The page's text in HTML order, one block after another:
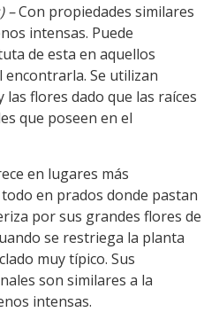
–Con propiedades similares
intensas. Puede
de esta en aquellos
Se utilizan
las flores dado que las raíces
que poseen en el
en lugares más
en prados donde pastan
por sus grandes flores de
se restriega la planta
muy típico. Sus
son similares a la
intensas.